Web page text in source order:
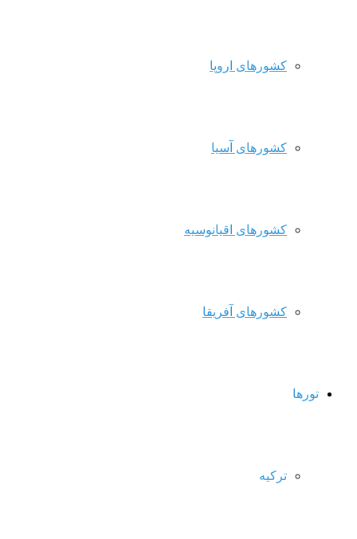
کشورهای اروپا
کشورهای آسیا
کشورهای اقیانوسیه
کشورهای آفریقا
تورها
ترکیه